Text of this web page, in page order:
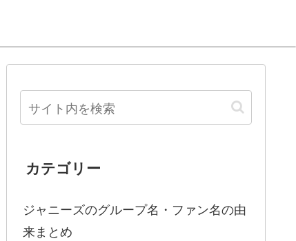
カテゴリー
ジャニーズのグループ名・ファン名の由
来まとめ